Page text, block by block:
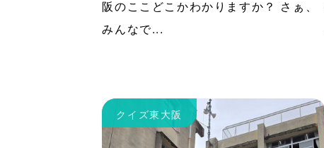
阪のここどこかわかりますか？ さぁ、
みんなで...
クイズ東大阪